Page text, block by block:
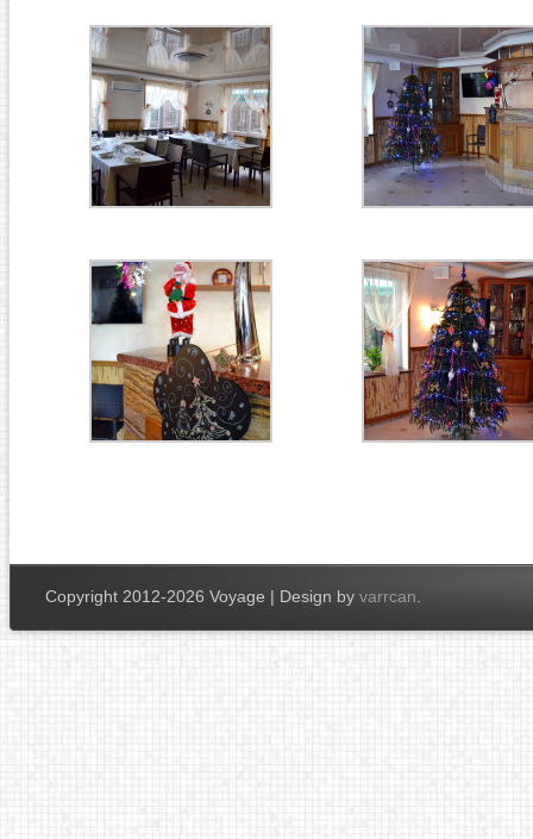
Copyright 2012-2026 Voyage | Design by varrcan